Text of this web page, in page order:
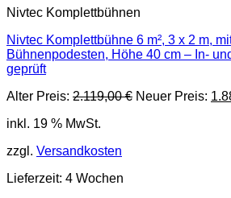
Nivtec Komplettbühnen
Nivtec Komplettbühne 6 m², 3 x 2 m,
Bühnenpodesten, Höhe 40 cm – In-
geprüft
Alter Preis: 2.119,00€ Ursprünglicher
Neuer Preis:
inkl. 19 % MwSt.
zzgl. Versandkosten
Lieferzeit: 4 Wochen